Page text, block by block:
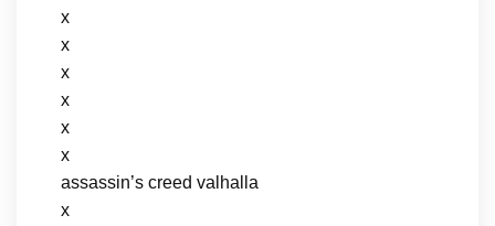
x
x
x
x
x
x
assassin’s creed valhalla
x